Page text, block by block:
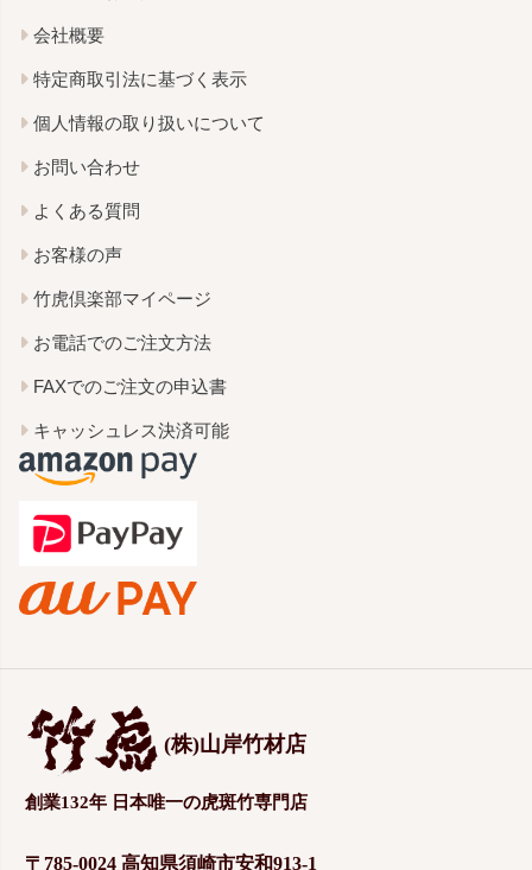
会社概要
特定商取引法に基づく表示
個人情報の取り扱いについて
お問い合わせ
よくある質問
お客様の声
竹虎倶楽部マイページ
お電話でのご注文方法
FAXでのご注文の申込書
キャッシュレス決済可能
(株)山岸竹材店
創業132年 日本唯一の虎斑竹専門店
〒785-0024 高知県須崎市安和913-1